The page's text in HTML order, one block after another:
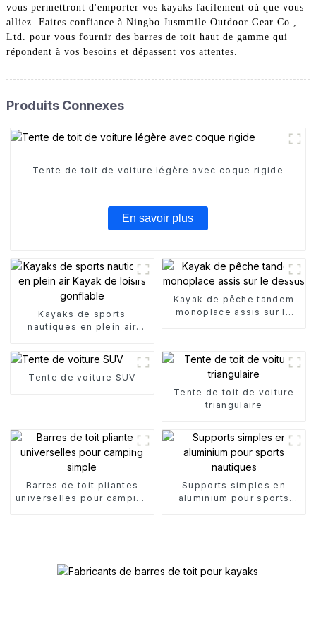
vous permettront d'emporter vos kayaks facilement où que vous
alliez. Faites confiance à Ningbo Jusmmile Outdoor Gear Co.,
Ltd. pour vous fournir des barres de toit haut de gamme qui
répondent à vos besoins et dépassent vos attentes.
Produits Connexes
Tente de toit de voiture légère avec coque rigide
En savoir plus
Kayaks de sports
nautiques en plein air
Kayak de pêche tandem
monoplace assis sur le
Tente de voiture SUV
Tente de toit de voiture
triangulaire
Barres de toit pliantes
universelles pour camping
Supports simples en
aluminium pour sports